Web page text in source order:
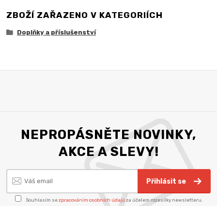
ZBOŽÍ ZAŘAZENO V KATEGORIÍCH
Doplňky a příslušenství
NEPROPÁSNĚTE NOVINKY,
AKCE A SLEVY!
Přihlásit se
Souhlasím sezpracováním osobních údajů za účelem rozesílky newsletteru.